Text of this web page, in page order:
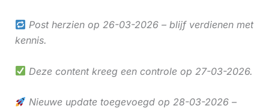
Post herzien op 26-03-2026 – blijf verdienen met
kennis.
Deze content kreeg een controle op 27-03-2026.
Nieuwe update toegevoegd op 28-03-2026 –